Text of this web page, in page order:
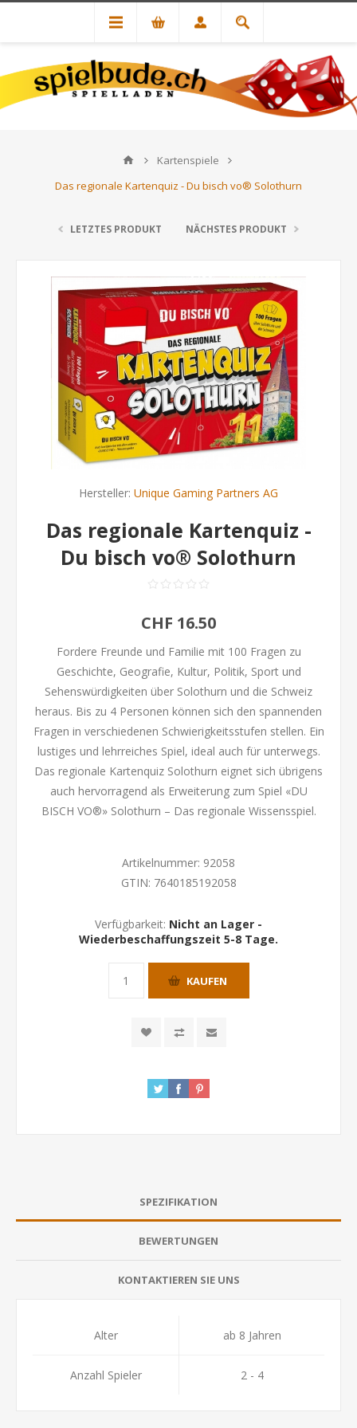
Kartenspiele
Das regionale Kartenquiz - Du bisch vo® Solothurn
LETZTES PRODUKT NÄCHSTES PRODUKT
Hersteller: Unique Gaming Partners AG
Das regionale Kartenquiz -
Du bisch vo® Solothurn
CHF 16.50
Fordere Freunde und Familie mit 100 Fragen zu
Geschichte, Geografie, Kultur, Politik, Sport und
Sehenswürdigkeiten über Solothurn und die Schweiz
heraus. Bis zu 4 Personen können sich den spannenden
Fragen in verschiedenen Schwierigkeitsstufen stellen. Ein
lustiges und lehrreiches Spiel, ideal auch für unterwegs.
Das regionale Kartenquiz Solothurn eignet sich übrigens
auch hervorragend als Erweiterung zum Spiel «DU
BISCH VO®» Solothurn – Das regionale Wissensspiel.
Artikelnummer: 92058
GTIN: 7640185192058
Verfügbarkeit: Nicht an Lager -
Wiederbeschaffungszeit 5-8 Tage.
KAUFEN
SPEZIFIKATION
BEWERTUNGEN
KONTAKTIEREN SIE UNS
Alter ab 8 Jahren
Anzahl Spieler 2 - 4